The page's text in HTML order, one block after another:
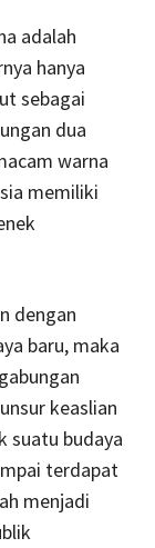
adalah
hanya
sebagai
dua
warna
memiliki
dengan
baru, maka
keaslian
suatu budaya
terdapat
menjadi